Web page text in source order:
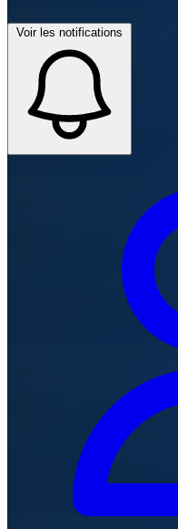
Voir les notifications